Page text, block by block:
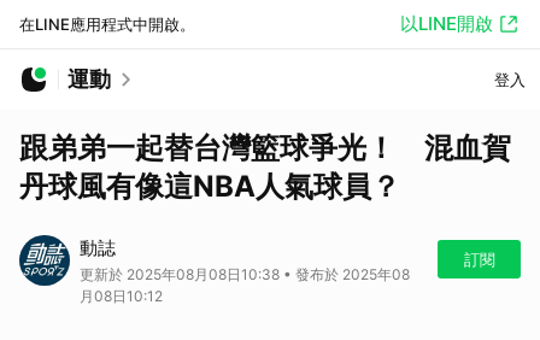
在LINE應用程式中開啟。 以LINE開啟
運動 登入
跟弟弟一起替台灣籃球爭光！ 混血賀
丹球風有像這NBA人氣球員？
動誌
更新於 2025年08月08日10:38 • 發布於 2025年08
月08日10:12
訂閱